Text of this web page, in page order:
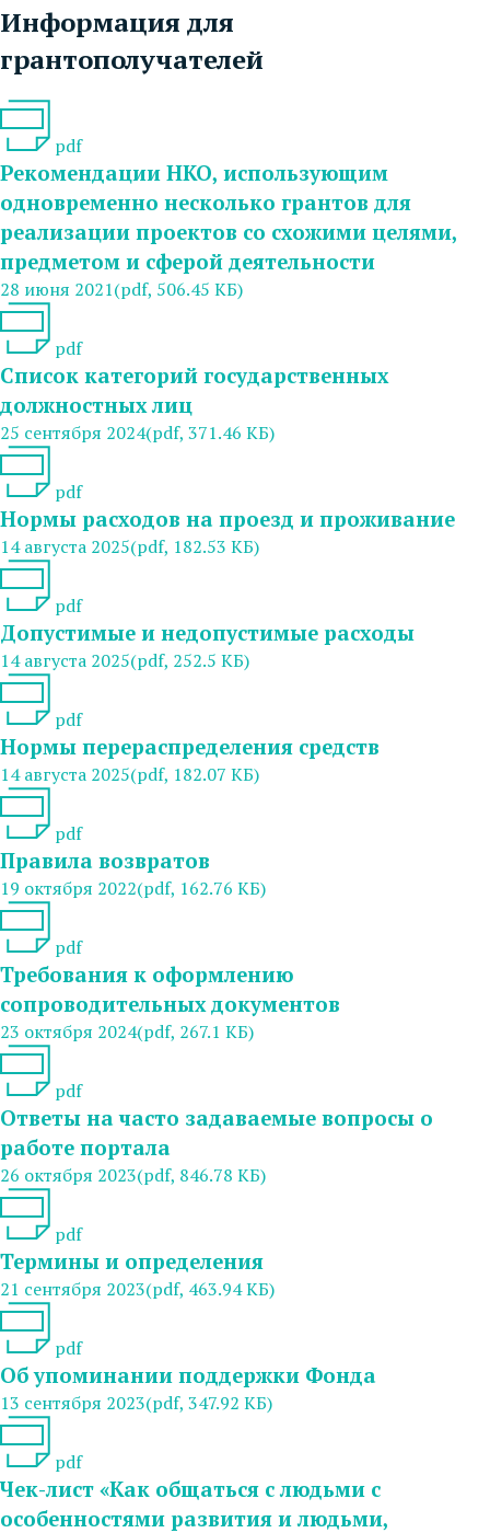
Информация для
грантополучателей
pdf
Рекомендации НКО, использующим
одновременно несколько грантов для
реализации проектов со схожими целями,
предметом и сферой деятельности
28 июня 2021(pdf, 506.45 КБ)
pdf
Список категорий государственных
должностных лиц
25 сентября 2024(pdf, 371.46 КБ)
pdf
Нормы расходов на проезд и проживание
14 августа 2025(pdf, 182.53 КБ)
pdf
Допустимые и недопустимые расходы
14 августа 2025(pdf, 252.5 КБ)
pdf
Нормы перераспределения средств
14 августа 2025(pdf, 182.07 КБ)
pdf
Правила возвратов
19 октября 2022(pdf, 162.76 КБ)
pdf
Требования к оформлению
сопроводительных документов
23 октября 2024(pdf, 267.1 КБ)
pdf
Ответы на часто задаваемые вопросы о
работе портала
26 октября 2023(pdf, 846.78 КБ)
pdf
Термины и определения
21 сентября 2023(pdf, 463.94 КБ)
pdf
Об упоминании поддержки Фонда
13 сентября 2023(pdf, 347.92 КБ)
pdf
Чек-лист «Как общаться с людьми с
особенностями развития и людьми,